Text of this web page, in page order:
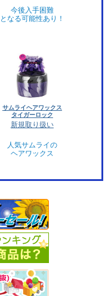
今後入手困難
となる可能性あり！
サムライヘアワックス
タイガーロック
新規取り扱い
人気サムライの
ヘアワックス